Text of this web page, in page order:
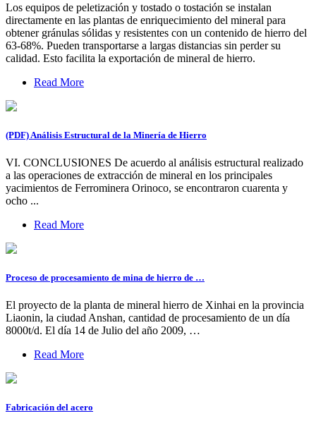
Los equipos de peletización y tostado o tostación se instalan
directamente en las plantas de enriquecimiento del mineral para
obtener gránulas sólidas y resistentes con un contenido de hierro del
63-68%. Pueden transportarse a largas distancias sin perder su
calidad. Esto facilita la exportación de mineral de hierro.
Read More
(PDF) Análisis Estructural de la Minería de Hierro
VI. CONCLUSIONES De acuerdo al análisis estructural realizado
a las operaciones de extracción de mineral en los principales
yacimientos de Ferrominera Orinoco, se encontraron cuarenta y
ocho ...
Read More
Proceso de procesamiento de mina de hierro de …
El proyecto de la planta de mineral hierro de Xinhai en la provincia
Liaonin, la ciudad Anshan, cantidad de procesamiento de un día
8000t/d. El día 14 de Julio del año 2009, …
Read More
Fabricación del acero